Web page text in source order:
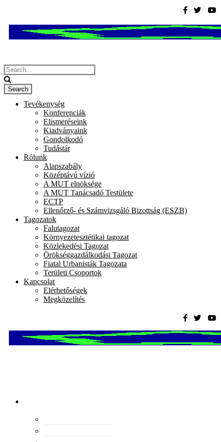
Tevékenység
Konferenciák
Elismeréseink
Kiadványaink
Gondolkodó
Tudástár
Rólunk
Alapszabály
Középtávú vízió
A MUT elnöksége
A MUT Tanácsadó Testülete
ECTP
Ellenőrző- és Számvizsgáló Bizottság (ESZB)
Tagozatok
Falutagozat
Környezetesztétikai tagozat
Közlekedési Tagozat
Örökséggazdálkodási Tagozat
Fiatal Urbanisták Tagozata
Területi Csoportok
Kapcsolat
Elérhetőségek
Megközelítés